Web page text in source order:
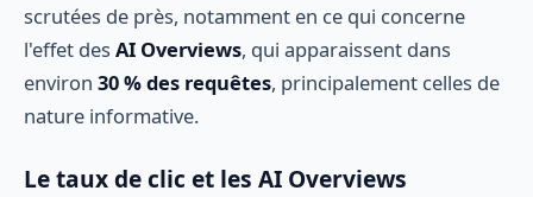
scrutées de près, notamment en ce qui concerne
l'effet des AI Overviews, qui apparaissent dans
environ 30 % des requêtes, principalement celles de
nature informative.
Le taux de clic et les AI Overviews